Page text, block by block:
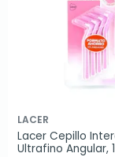
LACER
Lacer Cepillo
Ultrafino Angular,